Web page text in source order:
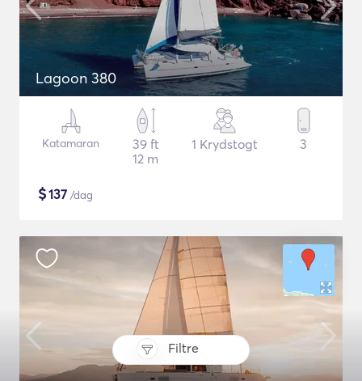
Filtre
Lagoon 380
Katamaran
39 ft
12 m
1 Krydstogt 3
$137 /dag